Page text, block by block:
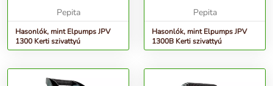
Pepita
Hasonlók, mint Elpumps JPV
1300 Kerti szivattyú
Pepita
Hasonlók, mint Elpumps JPV
1300B Kerti szivattyú